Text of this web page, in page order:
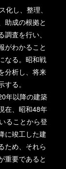
し、整理、
助成の根拠と
査を行い、
がわかること
なる。昭和戦
分析し、将来
る。
年以降の建築
在、昭和48年
ることから登
に竣工した建
ため、それら
重要であると